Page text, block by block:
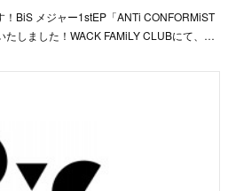
BiS メジャー1stEP「ANTi CONFORMiST
たしました！WACK FAMiLY CLUBにて、…